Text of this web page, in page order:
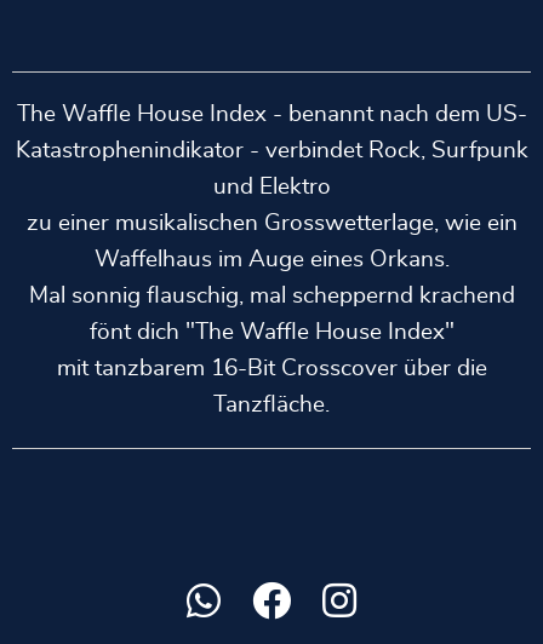
The Waffle House Index - benannt nach dem US-
Katastrophenindikator - verbindet Rock, Surfpunk
und Elektro
zu einer musikalischen Grosswetterlage, wie ein
Waffelhaus im Auge eines Orkans.
Mal sonnig flauschig, mal scheppernd krachend
fönt dich "The Waffle House Index"
mit tanzbarem 16-Bit Crosscover über die
Tanzfläche.